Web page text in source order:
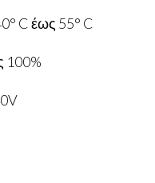
C έως 55° C
100%